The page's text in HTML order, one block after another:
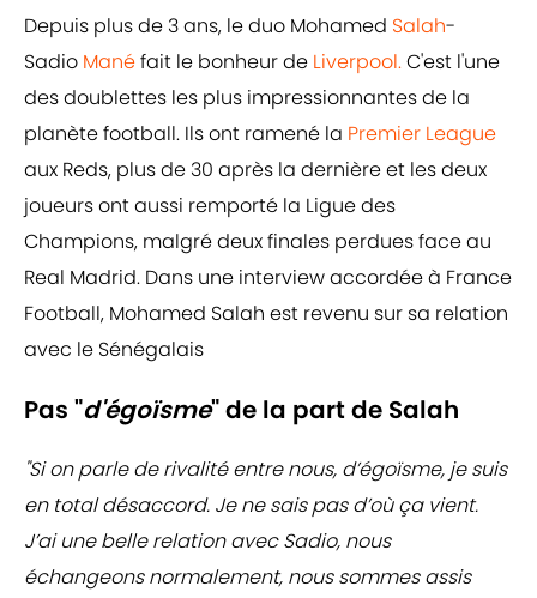
Depuis plus de 3 ans, le duo Mohamed Salah-
Sadio Manéfait le bonheur de Liverpool.C'est l'une
des doublettes les plus impressionnantes de la
planète football. Ils ont ramené la Premier League
aux Reds, plus de 30 après la dernière et les deux
joueurs ont aussi remporté la Ligue des
Champions, malgré deux finales perdues face au
Real Madrid. Dans une interview accordée à France
Football, Mohamed Salah est revenu sur sa relation
avec le Sénégalais
Pas "d'égoïsme" de la part de Salah
"Si on parle de rivalité entre nous, d’égoïsme, je suis
en total désaccord. Je ne sais pas d’où ça vient.
J’ai une belle relation avec Sadio, nous
échangeons normalement, nous sommes assis